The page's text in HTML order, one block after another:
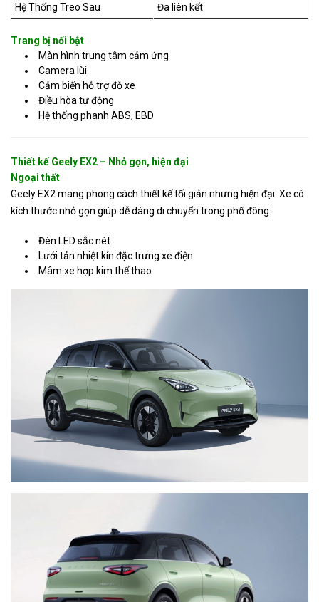
Hệ Thống Treo Sau
Đa liên kết
Trang bị nổi bật
Màn hình trung tâm cảm ứng
Camera lùi
Cảm biến hỗ trợ đỗ xe
Điều hòa tự động
Hệ thống phanh ABS, EBD
Thiết kế Geely EX2 – Nhỏ gọn, hiện đại
Ngoại thất
Geely EX2 mang phong cách thiết kế tối giản nhưng hiện đại. Xe có
kích thước nhỏ gọn giúp dễ dàng di chuyển trong phố đông:
Đèn LED sắc nét
Lưới tản nhiệt kín đặc trưng xe điện
Mâm xe hợp kim thể thao